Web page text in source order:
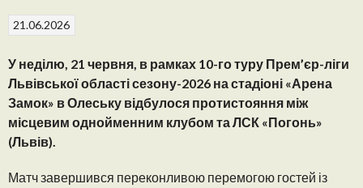
21.06.2026
У неділю, 21 червня, в рамках 10-го туру Прем’єр-ліги
Львівської області сезону-2026 на стадіоні «Арена
Замок» в Олеську відбулося протистояння між
місцевим однойменним клубом та ЛСК «Погонь»
(Львів).
Матч завершився переконливою перемогою гостей із